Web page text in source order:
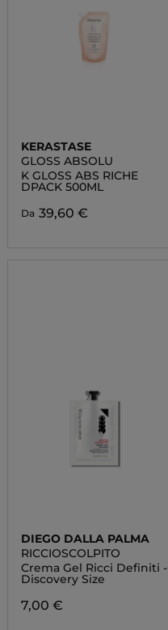
KERASTASE
GLOSS ABSOLU
K GLOSS ABS RICHE
DPACK 500ML
Da 39,60 €
DIEGO DALLA PALMA
RICCIOSCOLPITO
Crema Gel Ricci Definiti -
Discovery Size
7,00 €